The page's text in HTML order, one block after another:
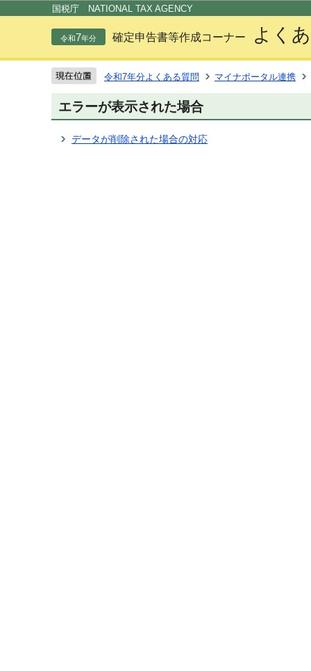
国税庁 NATIONAL TAX AGENCY
令和7年分 確定申告書等作成コーナー よく
令和7年分よくある質問 マイナポータル連携
エラーが表示された場合
データが削除された場合の対応